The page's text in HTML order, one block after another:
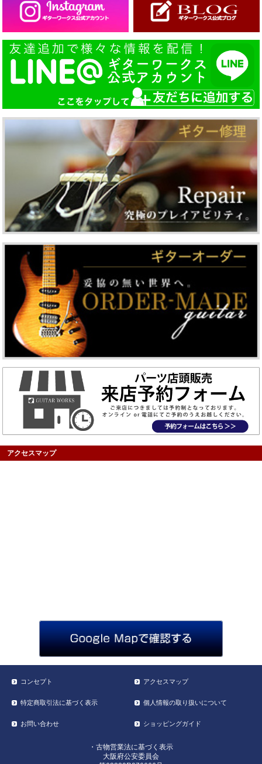
アクセスマップ
コンセプト アクセスマップ
特定商取引法に基づく表示 個人情報の取り扱いについて
お問い合わせ ショッピングガイド
・古物営業法に基づく表示
大阪府公安委員会